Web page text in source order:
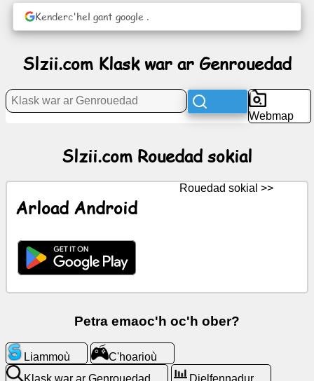
sokial
digoust
ChatGPT
Wiki
Klask
war
Kenderc'hel gant google .
Slzii.com Klask war ar Genrouedad
Webmap
Slzii.com Rouedad sokial
Arload Android
Rouedad sokial >>
Petra emaoc'h oc'h ober?
Liammoù
C'hoarioù
Klask war ar Genrouedad
Dielfennadur